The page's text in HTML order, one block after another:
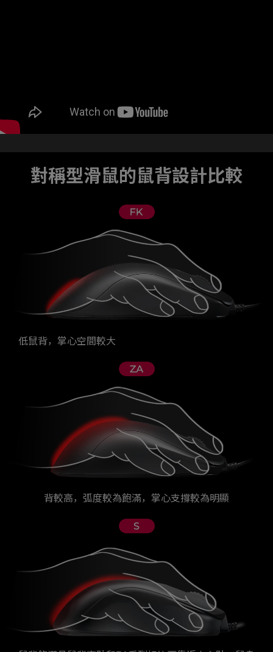
對稱型滑鼠的鼠背設計比較
低鼠背，掌心空間較大
背較高，弧度較為飽滿，掌心支撐較為明顯